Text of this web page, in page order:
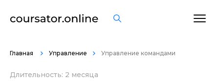
Главная Управление Управление командами
Длительность: 2 месяца